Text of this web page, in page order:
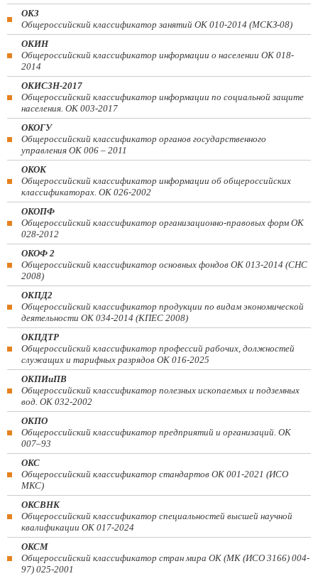
ОКЗ
Общероссийский классификатор занятий ОК 010-2014 (МСКЗ-08)
ОКИН
Общероссийский классификатор информации о населении ОК 018-
2014
ОКИСЗН-2017
Общероссийский классификатор информации по социальной защите
населения. ОК 003-2017
ОКОГУ
Общероссийский классификатор органов государственного
управления ОК 006 – 2011
ОКОК
Общероссийский классификатор информации об общероссийских
классификаторах. ОК 026-2002
ОКОПФ
Общероссийский классификатор организационно-правовых форм ОК
028-2012
ОКОФ 2
Общероссийский классификатор основных фондов ОК 013-2014 (СНС
2008)
ОКПД2
Общероссийский классификатор продукции по видам экономической
деятельности ОК 034-2014 (КПЕС 2008)
ОКПДТР
Общероссийский классификатор профессий рабочих, должностей
служащих и тарифных разрядов ОК 016-2025
ОКПИиПВ
Общероссийский классификатор полезных ископаемых и подземных
вод. ОК 032-2002
ОКПО
Общероссийский классификатор предприятий и организаций. ОК
007–93
ОКС
Общероссийский классификатор стандартов ОК 001-2021 (ИСО
МКС)
ОКСВНК
Общероссийский классификатор специальностей высшей научной
квалификации ОК 017-2024
ОКСМ
Общероссийский классификатор стран мира ОК (МК (ИСО 3166) 004-
97) 025-2001